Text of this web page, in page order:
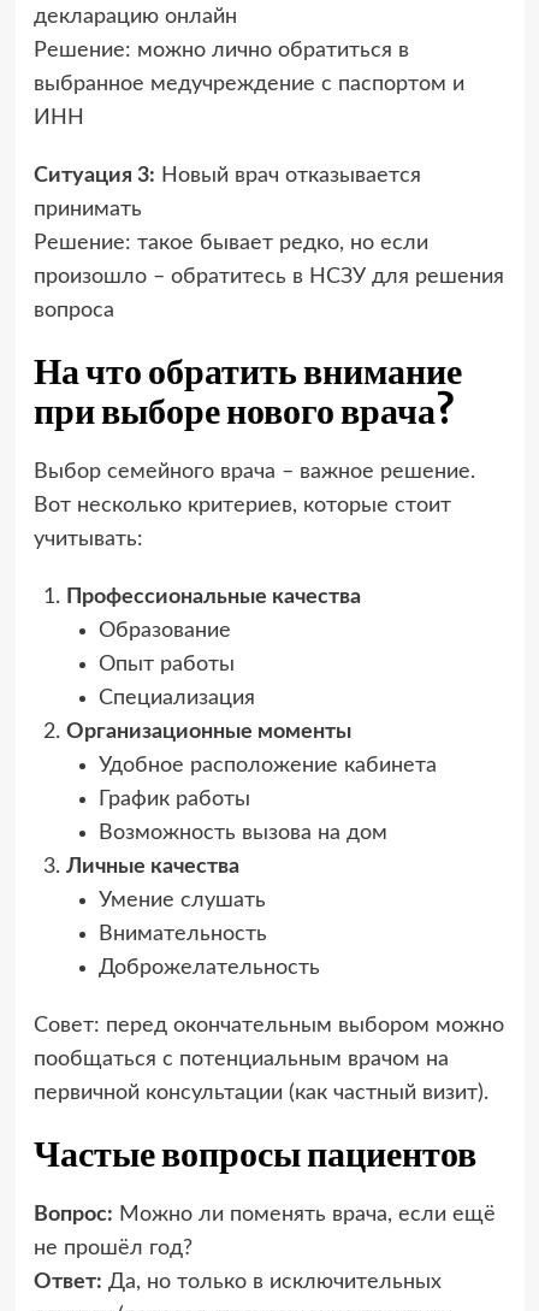
декларацию онлайн
Решение: можно лично обратиться в
выбранное медучреждение с паспортом и
ИНН
Ситуация 3: Новый врач отказывается
принимать
Решение: такое бывает редко, но если
произошло – обратитесь в НСЗУ для решения
вопроса
На что обратить внимание
при выборе нового врача?
Выбор семейного врача – важное решение.
Вот несколько критериев, которые стоит
учитывать:
Профессиональные качества
Образование
Опыт работы
Специализация
Организационные моменты
Удобное расположение кабинета
График работы
Возможность вызова на дом
Личные качества
Умение слушать
Внимательность
Доброжелательность
Совет: перед окончательным выбором можно
пообщаться с потенциальным врачом на
первичной консультации (как частный визит).
Частые вопросы пациентов
Вопрос: Можно ли поменять врача, если ещё
не прошёл год?
Ответ: Да, но только в исключительных